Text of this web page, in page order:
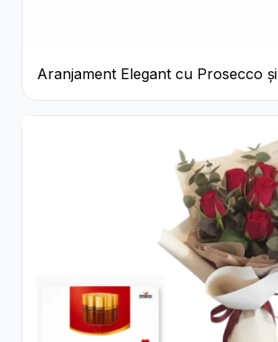
Aranjament Elegant cu Prosecco și
Flori Galbene.